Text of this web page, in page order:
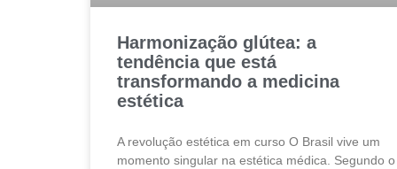
Harmonização glútea: a
tendência que está
transformando a medicina
estética
A revolução estética em curso O Brasil vive um
momento singular na estética médica. Segundo o